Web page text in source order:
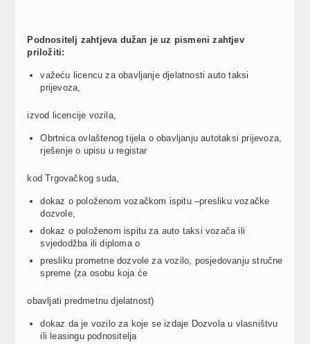
Podnositelj zahtjeva dužan je uz pismeni zahtjev
priložiti:
važeću licencu za obavljanje djelatnosti auto taksi
prijevoza,
izvod licencije vozila,
Obrtnica ovlaštenog tijela o obavljanju autotaksi prijevoza,
rješenje o upisu u registar
kod Trgovačkog suda,
dokaz o položenom vozačkom ispitu –presliku vozačke
dozvole,
dokaz o položenom ispitu za auto taksi vozača ili
svjedodžba ili diploma o
presliku prometne dozvole za vozilo, posjedovanju stručne
spreme (za osobu koja će
obavljati predmetnu djelatnost)
dokaz da je vozilo za koje se izdaje Dozvola u vlasništvu
ili leasingu podnositelja